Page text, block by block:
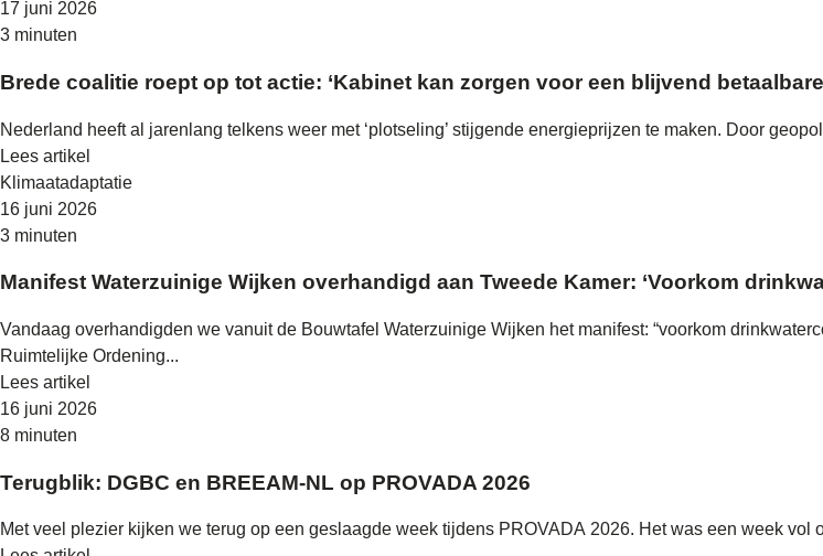
17 juni 2026
3 minuten
Brede coalitie roept op tot actie: ‘Kabinet kan zorgen voor een blijvend
Nederland heeft al jarenlang telkens weer met ‘plotseling’ stijgende energieprijzen te maken. Door
Lees artikel
Klimaatadaptatie
16 juni 2026
3 minuten
Manifest Waterzuinige Wijken overhandigd aan Tweede Kamer: ‘Voorkom
Vandaag overhandigden we vanuit de Bouwtafel Waterzuinige Wijken het manifest: “voorkom
Ruimtelijke Ordening...
Lees artikel
16 juni 2026
8 minuten
Terugblik: DGBC en BREEAM-NL op PROVADA 2026
Met veel plezier kijken we terug op een geslaagde week tijdens PROVADA 2026. Het was een week